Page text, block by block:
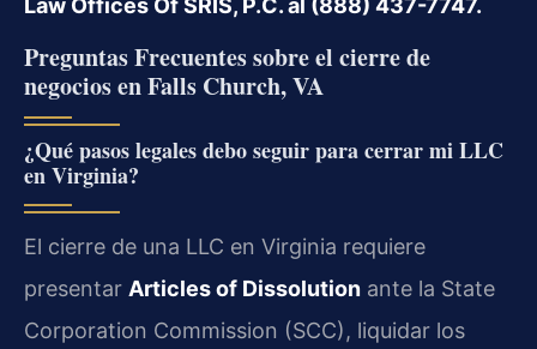
Law Offices Of SRIS, P.C. al (888) 437-7747.
Preguntas Frecuentes sobre el cierre de
negocios en Falls Church, VA
¿Qué pasos legales debo seguir para cerrar mi LLC
en Virginia?
El cierre de una LLC en Virginia requiere
presentar Articles of Dissolution ante la State
Corporation Commission (SCC), liquidar los